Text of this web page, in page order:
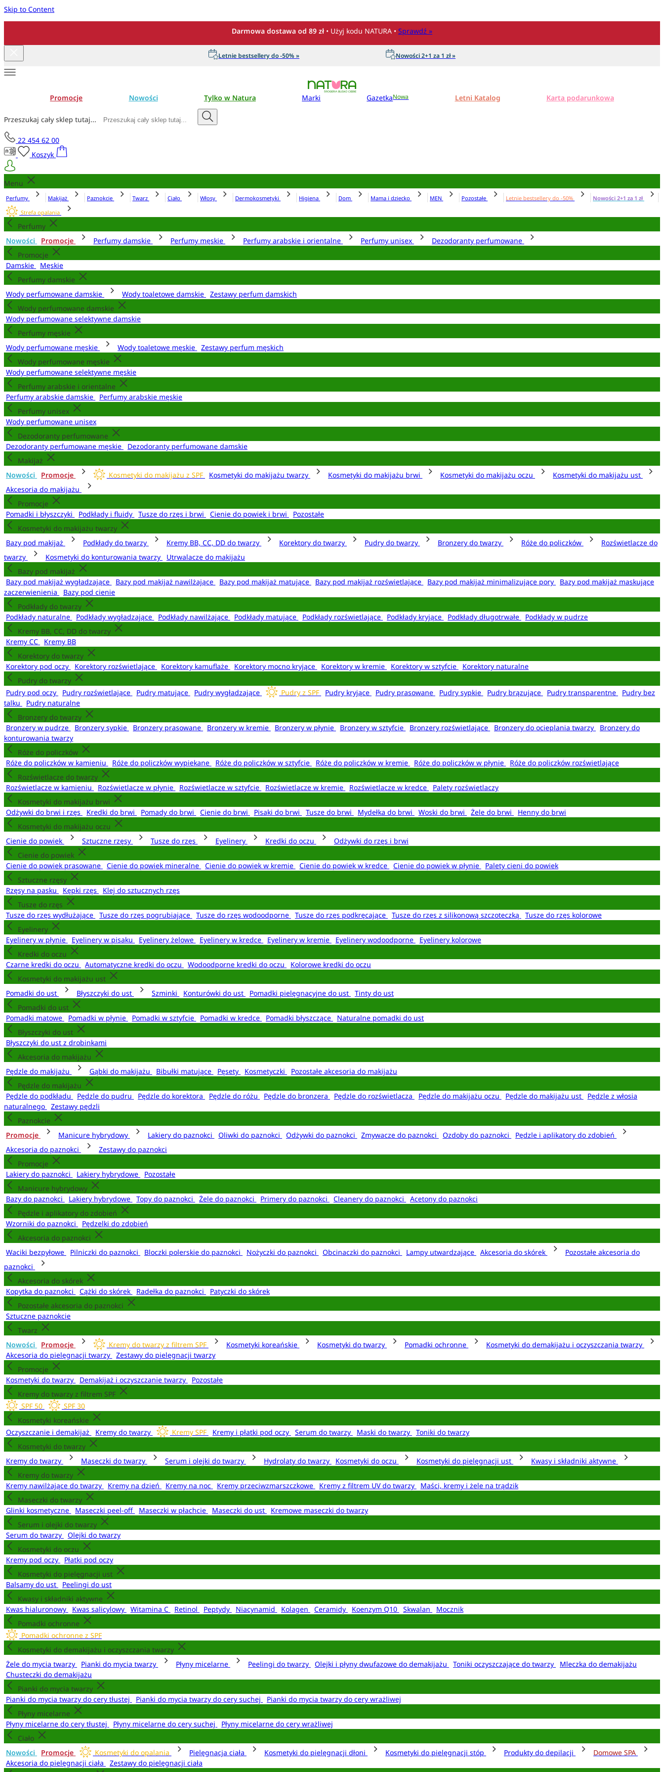
Skip to Content
Darmowa dostawa od 89 zł • Użyj kodu NATURA • Sprawdź »
Letnie bestsellery do -50% » Nowości 2+1 za 1 zł »
Promocje Nowości Tylko w Natura Marki GazetkaNowa Letni Katalog Karta podarunkowa
Przeszukaj cały sklep tutaj...
22 454 62 00
Koszyk
Menu
Perfumy Makijaż Paznokcie Twarz Ciało Włosy Dermokosmetyki Higiena Dom Mama i dziecko MEN Pozostałe Letnie bestsellery do -50%
Nowości 2+1 za 1 zł
Strefa opalania
Perfumy
Nowości
Promocje Perfumy damskie Perfumy męskie Perfumy arabskie i orientalne Perfumy unisex
Dezodoranty perfumowane
Promocje
Damskie
Męskie
Perfumy damskie
Wody perfumowane damskie
Wody toaletowe damskie
Zestawy perfum damskich
Wody perfumowane damskie
Wody perfumowane selektywne damskie
Perfumy męskie
Wody perfumowane męskie
Wody toaletowe męskie
Zestawy perfum męskich
Wody perfumowane męskie
Wody perfumowane selektywne męskie
Perfumy arabskie i orientalne
Perfumy arabskie damskie
Perfumy arabskie męskie
Perfumy unisex
Wody perfumowane unisex
Dezodoranty perfumowane
Dezodoranty perfumowane męskie
Dezodoranty perfumowane damskie
Makijaż
Nowości
Promocje Kosmetyki do makijażu z SPF Kosmetyki do makijażu twarzy Kosmetyki do makijażu brwi Kosmetyki do makijażu oczu
Kosmetyki do makijażu ust
Akcesoria do makijażu
Promocje
Pomadki i błyszczyki
Podkłady i fluidy Tusze do rzęs i brwi Cienie do powiek i brwi
Pozostałe
Kosmetyki do makijażu twarzy
Bazy pod makijaż
Podkłady do twarzy Kremy BB, CC, DD do twarzy Korektory do twarzy Pudry do twarzy Bronzery do twarzy Róże do policzków
Rozświetlacze do
twarzy
Kosmetyki do konturowania twarzy
Utrwalacze do makijażu
Bazy pod makijaż
Bazy pod makijaż wygładzające
Bazy pod makijaż nawilżające Bazy pod makijaż matujące Bazy pod makijaż rozświetlające Bazy pod makijaż minimalizujące pory
Bazy pod makijaż maskujące
zaczerwienienia
Bazy pod cienie
Podkłady do twarzy
Podkłady naturalne
Podkłady wygładzające Podkłady nawilżające Podkłady matujące Podkłady rozświetlające Podkłady kryjące Podkłady długotrwałe
Podkłady w pudrze
Kremy BB, CC, DD do twarzy
Kremy CC
Kremy BB
Korektory do twarzy
Korektory pod oczy
Korektory rozświetlające Korektory kamuflaże Korektory mocno kryjące Korektory w kremie Korektory w sztyfcie
Korektory naturalne
Pudry do twarzy
Pudry pod oczy
Pudry rozświetlające Pudry matujące Pudry wygładzające Pudry z SPF Pudry kryjące Pudry prasowane Pudry sypkie Pudry brązujące Pudry transparentne
Pudry bez
talku
Pudry naturalne
Bronzery do twarzy
Bronzery w pudrze
Bronzery sypkie Bronzery prasowane Bronzery w kremie Bronzery w płynie Bronzery w sztyfcie Bronzery rozświetlające Bronzery do ocieplania twarzy
Bronzery do
konturowania twarzy
Róże do policzków
Róże do policzków w kamieniu
Róże do policzków wypiekane Róże do policzków w sztyfcie Róże do policzków w kremie Róże do policzków w płynie
Róże do policzków rozświetlające
Rozświetlacze do twarzy
Rozświetlacze w kamieniu
Rozświetlacze w płynie Rozświetlacze w sztyfcie Rozświetlacze w kremie Rozświetlacze w kredce
Palety rozświetlaczy
Kosmetyki do makijażu brwi
Odżywki do brwi i rzęs
Kredki do brwi Pomady do brwi Cienie do brwi Pisaki do brwi Tusze do brwi Mydełka do brwi Woski do brwi Żele do brwi
Henny do brwi
Kosmetyki do makijażu oczu
Cienie do powiek
Sztuczne rzęsy Tusze do rzęs Eyelinery Kredki do oczu
Odżywki do rzęs i brwi
Cienie do powiek
Cienie do powiek prasowane
Cienie do powiek mineralne Cienie do powiek w kremie Cienie do powiek w kredce Cienie do powiek w płynie
Palety cieni do powiek
Sztuczne rzęsy
Rzęsy na pasku
Kępki rzęs
Klej do sztucznych rzęs
Tusze do rzęs
Tusze do rzęs wydłużające
Tusze do rzęs pogrubiające Tusze do rzęs wodoodporne Tusze do rzęs podkręcające Tusze do rzęs z silikonową szczoteczką
Tusze do rzęs kolorowe
Eyelinery
Eyelinery w płynie
Eyelinery w pisaku Eyelinery żelowe Eyelinery w kredce Eyelinery w kremie Eyelinery wodoodporne
Eyelinery kolorowe
Kredki do oczu
Czarne kredki do oczu
Automatyczne kredki do oczu Wodoodporne kredki do oczu
Kolorowe kredki do oczu
Kosmetyki do makijażu ust
Pomadki do ust
Błyszczyki do ust Szminki Konturówki do ust Pomadki pielęgnacyjne do ust
Tinty do ust
Pomadki do ust
Pomadki matowe
Pomadki w płynie Pomadki w sztyfcie Pomadki w kredce Pomadki błyszczące
Naturalne pomadki do ust
Błyszczyki do ust
Błyszczyki do ust z drobinkami
Akcesoria do makijażu
Pędzle do makijażu
Gąbki do makijażu Bibułki matujące Pęsety Kosmetyczki
Pozostałe akcesoria do makijażu
Pędzle do makijażu
Pędzle do podkładu
Pędzle do pudru Pędzle do korektora Pędzle do różu Pędzle do bronzera Pędzle do rozświetlacza Pędzle do makijażu oczu Pędzle do makijażu ust
Pędzle z włosia
naturalnego
Zestawy pędzli
Paznokcie
Promocje
Manicure hybrydowy Lakiery do paznokci Oliwki do paznokci Odżywki do paznokci Zmywacze do paznokci Ozdoby do paznokci
Pędzle i aplikatory do zdobień
Akcesoria do paznokci
Zestawy do paznokci
Promocje
Lakiery do paznokci
Lakiery hybrydowe
Pozostałe
Manicure hybrydowy
Bazy do paznokci
Lakiery hybrydowe Topy do paznokci Żele do paznokci Primery do paznokci Cleanery do paznokci
Acetony do paznokci
Pędzle i aplikatory do zdobień
Wzorniki do paznokci
Pędzelki do zdobień
Akcesoria do paznokci
Waciki bezpyłowe
Pilniczki do paznokci Bloczki polerskie do paznokci Nożyczki do paznokci Obcinaczki do paznokci Lampy utwardzające Akcesoria do skórek
Pozostałe akcesoria do
paznokci
Akcesoria do skórek
Kopytka do paznokci
Cążki do skórek Radełka do paznokci
Patyczki do skórek
Pozostałe akcesoria do paznokci
Sztuczne paznokcie
Twarz
Nowości
Promocje Kremy do twarzy z filtrem SPF Kosmetyki koreańskie Kosmetyki do twarzy Pomadki ochronne
Kosmetyki do demakijażu i oczyszczania twarzy
Akcesoria do pielęgnacji twarzy
Zestawy do pielęgnacji twarzy
Promocje
Kosmetyki do twarzy
Demakijaż i oczyszczanie twarzy
Pozostałe
Kremy do twarzy z filtrem SPF
SPF 50
SPF 30
Kosmetyki koreańskie
Oczyszczanie i demakijaż
Kremy do twarzy Kremy SPF Kremy i płatki pod oczy Serum do twarzy Maski do twarzy
Toniki do twarzy
Kosmetyki do twarzy
Kremy do twarzy
Maseczki do twarzy Serum i olejki do twarzy Hydrolaty do twarzy Kosmetyki do oczu Kosmetyki do pielęgnacji ust
Kwasy i składniki aktywne
Kremy do twarzy
Kremy nawilżające do twarzy
Kremy na dzień Kremy na noc Kremy przeciwzmarszczkowe Kremy z filtrem UV do twarzy
Maści, kremy i żele na trądzik
Maseczki do twarzy
Glinki kosmetyczne
Maseczki peel-off Maseczki w płachcie Maseczki do ust
Kremowe maseczki do twarzy
Serum i olejki do twarzy
Serum do twarzy
Olejki do twarzy
Kosmetyki do oczu
Kremy pod oczy
Płatki pod oczy
Kosmetyki do pielęgnacji ust
Balsamy do ust
Peelingi do ust
Kwasy i składniki aktywne
Kwas hialuronowy
Kwas salicylowy Witamina C Retinol Peptydy Niacynamid Kolagen Ceramidy Koenzym Q10 Skwalan
Mocznik
Pomadki ochronne
Pomadki ochronne z SPF
Kosmetyki do demakijażu i oczyszczania twarzy
Żele do mycia twarzy
Pianki do mycia twarzy Płyny micelarne Peelingi do twarzy Olejki i płyny dwufazowe do demakijażu Toniki oczyszczające do twarzy
Mleczka do demakijażu
Chusteczki do demakijażu
Pianki do mycia twarzy
Pianki do mycia twarzy do cery tłustej
Pianki do mycia twarzy do cery suchej
Pianki do mycia twarzy do cery wrażliwej
Płyny micelarne
Płyny micelarne do cery tłustej
Płyny micelarne do cery suchej
Płyny micelarne do cery wrażliwej
Ciało
Nowości
Promocje Kosmetyki do opalania Pielęgnacja ciała Kosmetyki do pielęgnacji dłoni Kosmetyki do pielęgnacji stóp Produkty do depilacji
Domowe SPA
Akcesoria do pielęgnacji ciała
Zestawy do pielęgnacji ciała